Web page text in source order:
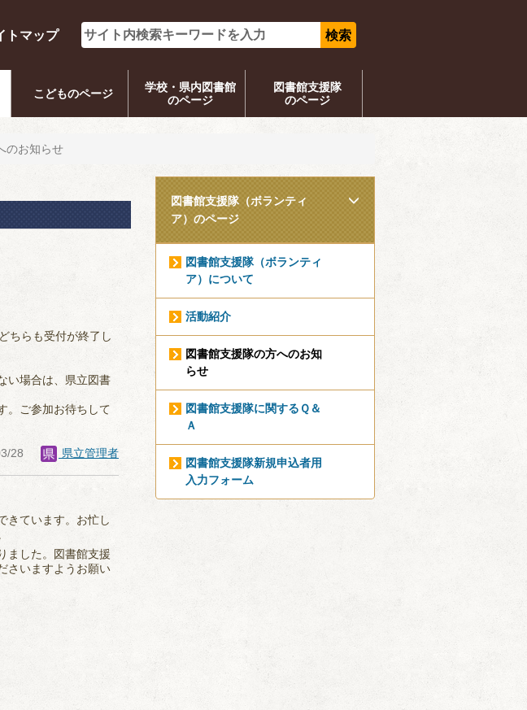
トマップ
こどものページ
学校・県内図書館
のページ
図書館支援隊
のページ
のお知らせ
ちらも受付が終了し
い場合は、県立図書
。ご参加お待ちして
28 県立管理者
きています。お忙し
ました。図書館支援
さいますようお願い
図書館支援隊（ボランティ
ア）のページ
図書館支援隊（ボランティ
ア）について
活動紹介
図書館支援隊の方へのお知
らせ
図書館支援隊に関するＱ＆
Ａ
図書館支援隊新規申込者用
入力フォーム